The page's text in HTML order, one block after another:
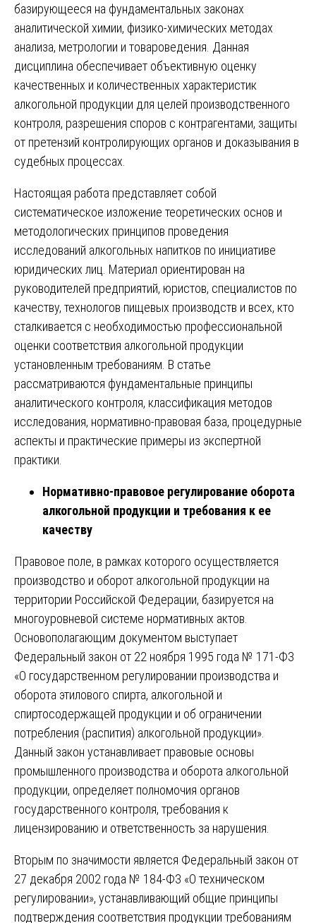
базирующееся на фундаментальных законах
аналитической химии, физико-химических методах
анализа, метрологии и товароведения. Данная
дисциплина обеспечивает объективную оценку
качественных и количественных характеристик
алкогольной продукции для целей производственного
контроля, разрешения споров с контрагентами, защиты
от претензий контролирующих органов и доказывания в
судебных процессах.
Настоящая работа представляет собой
систематическое изложение теоретических основ и
методологических принципов проведения
исследований алкогольных напитков по инициативе
юридических лиц. Материал ориентирован на
руководителей предприятий, юристов, специалистов по
качеству, технологов пищевых производств и всех, кто
сталкивается с необходимостью профессиональной
оценки соответствия алкогольной продукции
установленным требованиям. В статье
рассматриваются фундаментальные принципы
аналитического контроля, классификация методов
исследования, нормативно-правовая база, процедурные
аспекты и практические примеры из экспертной
практики.
Нормативно-правовое регулирование оборота
алкогольной продукции и требования к ее
качеству
Правовое поле, в рамках которого осуществляется
производство и оборот алкогольной продукции на
территории Российской Федерации, базируется на
многоуровневой системе нормативных актов.
Основополагающим документом выступает
Федеральный закон от 22 ноября 1995 года № 171-ФЗ
«О государственном регулировании производства и
оборота этилового спирта, алкогольной и
спиртосодержащей продукции и об ограничении
потребления (распития) алкогольной продукции».
Данный закон устанавливает правовые основы
промышленного производства и оборота алкогольной
продукции, определяет полномочия органов
государственного контроля, требования к
лицензированию и ответственность за нарушения.
Вторым по значимости является Федеральный закон от
27 декабря 2002 года № 184-ФЗ «О техническом
регулировании», устанавливающий общие принципы
подтверждения соответствия продукции требованиям